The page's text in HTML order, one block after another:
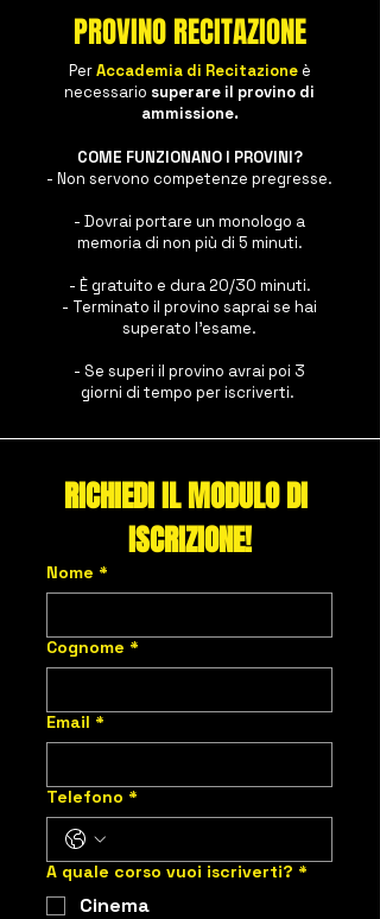
PROVINO RECITAZIONE
Per Accademia di Recitazioneè
necessario superare il provino di
ammissione.
COME FUNZIONANO I PROVINI?
- Non servono competenze pregresse.
- Dovrai portare un monologo a
memoria di non più di 5 minuti.
- È gratuito e dura 20/30 minuti.
- Terminato il provino saprai se hai
superato l'esame.
- Se superi il provino avrai poi 3
giorni di tempo per iscriverti.
RICHIEDI IL MODULO DI
ISCRIZIONE!
Nome *
Cognome *
Email *
Telefono *
A quale corso vuoi iscriverti? *
Cinema